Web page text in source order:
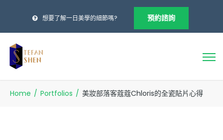
想要了解一日美學的細節嗎? 預約諮詢
Home / Portfolios / 美妝部落客蔻蔻Chloris的全瓷貼片心得